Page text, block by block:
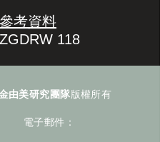
參考資料
ZGDRW 118
由美研究團隊版權所有
電子郵件：